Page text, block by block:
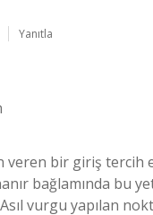
Yanıtla
veren bir giriş tercih
bağlamında bu
vurgu yapılan